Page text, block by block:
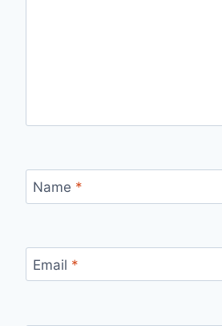
Name *
Email *